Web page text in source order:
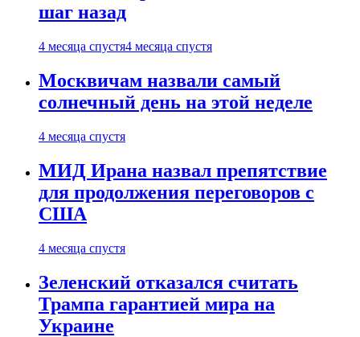
шаг назад
4 месяца спустя4 месяца спустя
Москвичам назвали самый
солнечный день на этой неделе
4 месяца спустя
МИД Ирана назвал препятствие
для продолжения переговоров с
США
4 месяца спустя
Зеленский отказался считать
Трампа гарантией мира на
Украине